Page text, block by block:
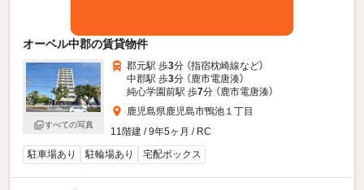
オーベル中郡の賃貸物件
すべての写真
郡元駅 歩3分 （指宿枕崎線など）
中郡駅 歩3分 （鹿市電唐湊）
純心学園前駅 歩7分 （鹿市電唐湊）
鹿児島県鹿児島市鴨池１丁目
11階建 / 9年5ヶ月 / RC
駐車場あり
駐輪場あり 宅配ボックス